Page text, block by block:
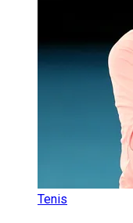
Tenis